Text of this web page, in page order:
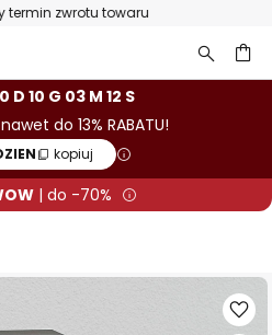
termin zwrotu towaru
D 10 G 03 M 11 S
nawet do 13% RABATU!
kopiuj
| do -70%